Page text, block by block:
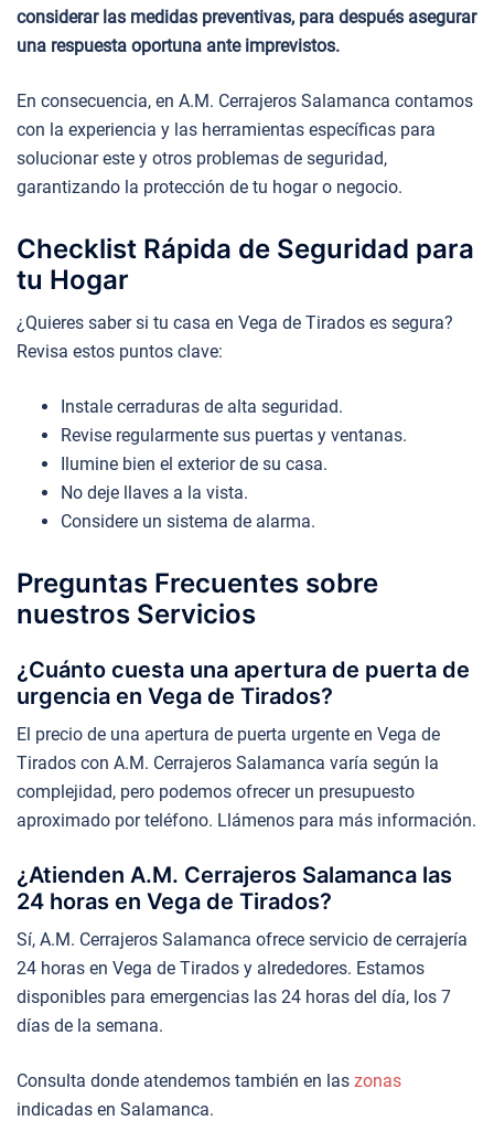
considerar las medidas preventivas, para después asegurar
una respuesta oportuna ante imprevistos.
En consecuencia, en A.M. Cerrajeros Salamanca contamos
con la experiencia y las herramientas específicas para
solucionar este y otros problemas de seguridad,
garantizando la protección de tu hogar o negocio.
Checklist Rápida de Seguridad para
tu Hogar
¿Quieres saber si tu casa en Vega de Tirados es segura?
Revisa estos puntos clave:
Instale cerraduras de alta seguridad.
Revise regularmente sus puertas y ventanas.
Ilumine bien el exterior de su casa.
No deje llaves a la vista.
Considere un sistema de alarma.
Preguntas Frecuentes sobre
nuestros Servicios
¿Cuánto cuesta una apertura de puerta de
urgencia en Vega de Tirados?
El precio de una apertura de puerta urgente en Vega de
Tirados con A.M. Cerrajeros Salamanca varía según la
complejidad, pero podemos ofrecer un presupuesto
aproximado por teléfono. Llámenos para más información.
¿Atienden A.M. Cerrajeros Salamanca las
24 horas en Vega de Tirados?
Sí, A.M. Cerrajeros Salamanca ofrece servicio de cerrajería
24 horas en Vega de Tirados y alrededores. Estamos
disponibles para emergencias las 24 horas del día, los 7
días de la semana.
Consulta donde atendemos también en las zonas
indicadas en Salamanca.